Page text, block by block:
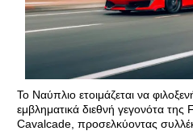
Το Ναύπλιο ετοιμάζεται να
εμβληματικά διεθνή γεγονότα
Cavalcade, προσελκύοντας